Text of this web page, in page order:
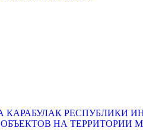
РЕСПУБЛИКИ
НА ТЕРРИТОРИИ